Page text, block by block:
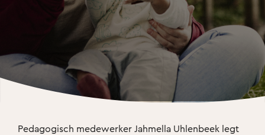
Pedagogisch medewerker Jahmella Uhlenbeek legt